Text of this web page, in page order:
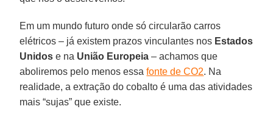
Em um mundo futuro onde só circularão carros
elétricos – já existem prazos vinculantes nos Estados
Unidos e na União Europeia – achamos que
aboliremos pelo menos essafonte de CO2. Na
realidade, a extração do cobalto é uma das atividades
mais “sujas” que existe.